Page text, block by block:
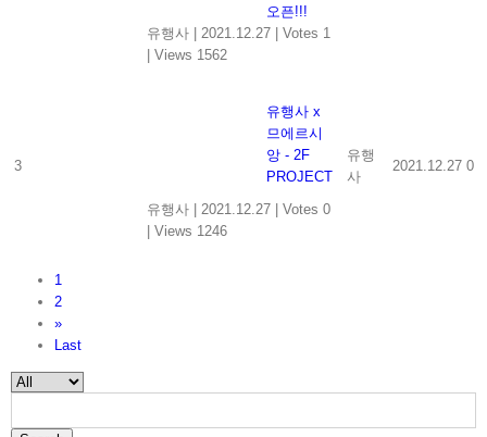
오픈!!!
유행사 | 2021.12.27 | Votes 1
| Views 1562
3
유행사 x
므에르시
앙 - 2F
PROJECT
유행사 | 2021.12.27 | Votes 0
| Views 1246
유행
사
2021.12.27 0
1
2
»
Last